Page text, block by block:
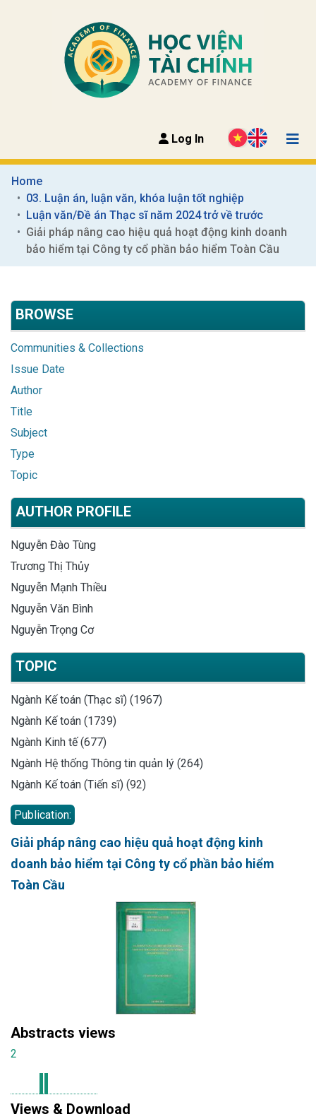
Log In
Home
03. Luận án, luận văn, khóa luận tốt nghiệp
Luận văn/Đề án Thạc sĩ năm 2024 trở về trước
Giải pháp nâng cao hiệu quả hoạt động kinh doanh
bảo hiểm tại Công ty cổ phần bảo hiểm Toàn Cầu
BROWSE
Communities & Collections
Issue Date
Author
Title
Subject
Type
Topic
AUTHOR PROFILE
Nguyễn Đào Tùng
Trương Thị Thủy
Nguyễn Mạnh Thiều
Nguyễn Văn Bình
Nguyễn Trọng Cơ
TOPIC
Ngành Kế toán (Thạc sĩ) (1967)
Ngành Kế toán (1739)
Ngành Kinh tế (677)
Ngành Hệ thống Thông tin quản lý (264)
Ngành Kế toán (Tiến sĩ) (92)
Publication:
Giải pháp nâng cao hiệu quả hoạt động kinh
doanh bảo hiểm tại Công ty cổ phần bảo hiểm
Toàn Cầu
Abstracts views
2
Views & Download